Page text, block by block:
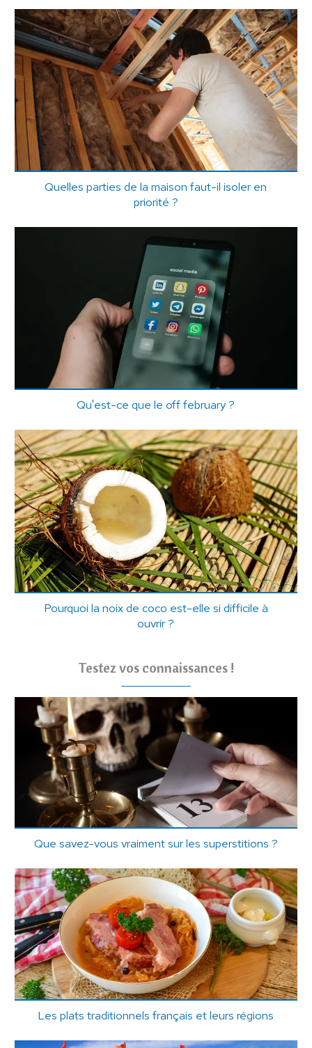
Quelles parties de la maison faut-il isoler en
priorité ?
Qu'est-ce que le off february ?
Pourquoi la noix de coco est-elle si difficile à
ouvrir ?
Testez vos connaissances !
Que savez-vous vraiment sur les superstitions ?
Les plats traditionnels français et leurs régions